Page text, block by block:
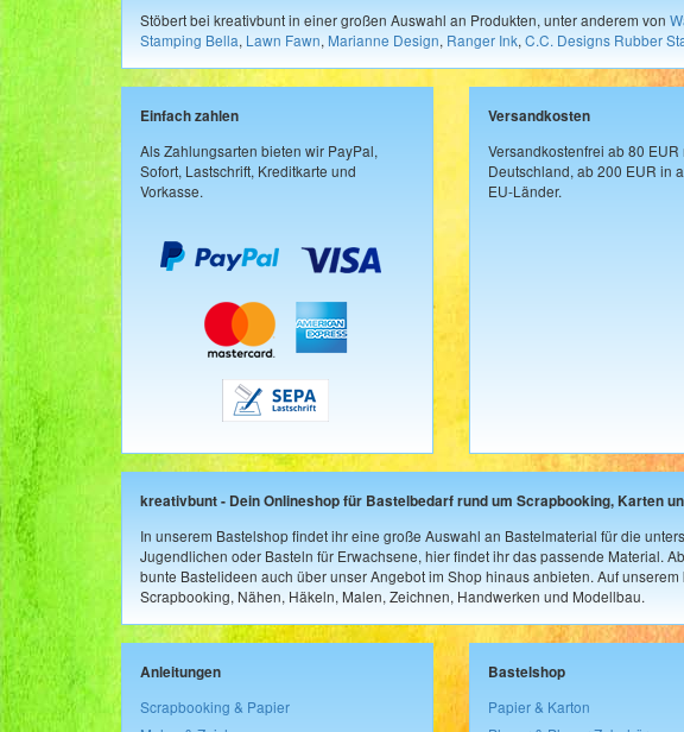
Stöbert bei kreativbunt in einer großen Auswahl an Produkten, unter anderem von
Stamping Bella, Lawn Fawn, Marianne Design, Ranger Ink, C.C. Designs Rubber
Einfach zahlen
Als Zahlungsarten bieten wir PayPal,
Sofort, Lastschrift, Kreditkarte und
Vorkasse.
Versandkosten
Versandkostenfrei ab 80 EUR
Deutschland, ab 200 EUR in
EU-Länder.
kreativbunt - Dein Onlineshop für Bastelbedarf rund um Scrapbooking, Karten
In unserem Bastelshop findet ihr eine große Auswahl an Bastelmaterial für die
Jugendlichen oder Basteln für Erwachsene, hier findet ihr das passende Material.
bunte Bastelideen auch über unser Angebot im Shop hinaus anbieten. Auf
Scrapbooking, Nähen, Häkeln, Malen, Zeichnen, Handwerken und Modellbau.
Anleitungen
Scrapbooking & Papier
Bastelshop
Papier & Karton